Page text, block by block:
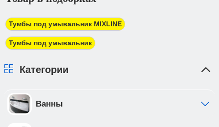
должны предоставить доверенность от фирмы-
плательщика.
Тумбы под умывальник MIXLINE
Тумбы под умывальник
Категории
Ванны